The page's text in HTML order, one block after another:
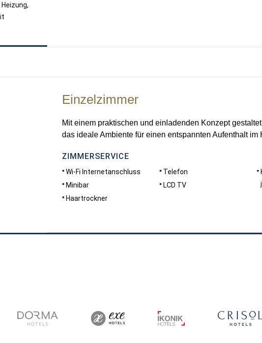
Einzelzimmer
Mit einem praktischen und einladenden Konzept
das ideale Ambiente für einen entspannten Aufenthalt im
ZIMMERSERVICE
Wi-Fi Internetanschluss
Minibar
Haartrockner
Telefon
LCD TV